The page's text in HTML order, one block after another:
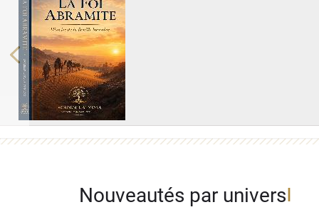
Previous
Nouveautés par univers